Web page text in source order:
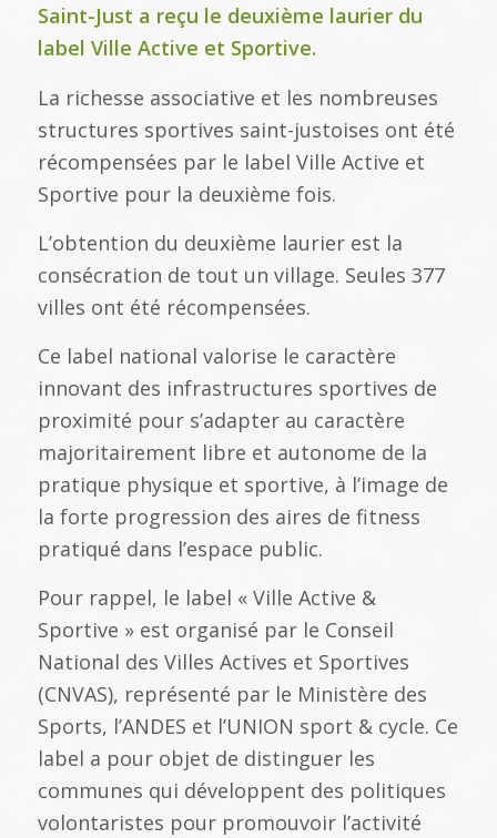
Saint-Just a reçu le deuxième laurier du
label Ville Active et Sportive.
La richesse associative et les nombreuses
structures sportives saint-justoises ont été
récompensées par le label Ville Active et
Sportive pour la deuxième fois.
L’obtention du deuxième laurier est la
consécration de tout un village. Seules 377
villes ont été récompensées.
Ce label national valorise le caractère
innovant des infrastructures sportives de
proximité pour s’adapter au caractère
majoritairement libre et autonome de la
pratique physique et sportive, à l’image de
la forte progression des aires de fitness
pratiqué dans l’espace public.
Pour rappel, le label « Ville Active &
Sportive » est organisé par le Conseil
National des Villes Actives et Sportives
(CNVAS), représenté par le Ministère des
Sports, l’ANDES et l’UNION sport & cycle. Ce
label a pour objet de distinguer les
communes qui développent des politiques
volontaristes pour promouvoir l’activité